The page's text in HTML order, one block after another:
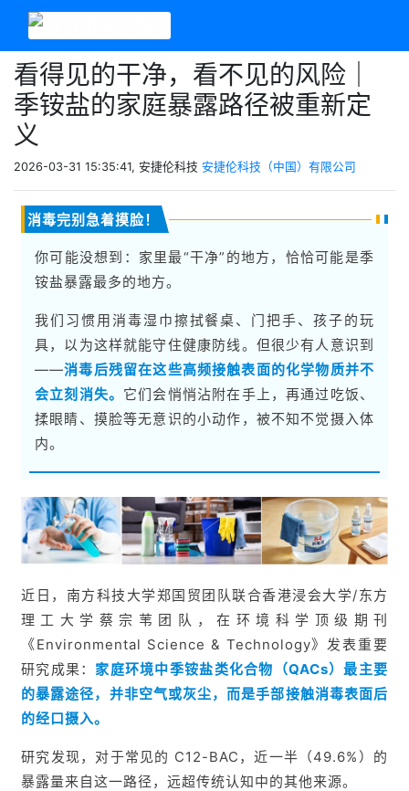
看得见的干净，看不见的风险｜
季铵盐的家庭暴露路径被重新定
义
2026-03-31 15:35:41, 安捷伦科技 安捷伦科技（中国）有限公司
消毒完别急着摸脸！
你可能没想到：家里最“干净”的地方，恰恰可能是季
铵盐暴露最多的地方。
我们习惯用消毒湿巾擦拭餐桌、门把手、孩子的玩
具，以为这样就能守住健康防线。但很少有人意识到
——消毒后残留在这些高频接触表面的化学物质并不
会立刻消失。 它们会悄悄沾附在手上，再通过吃饭、
揉眼睛、摸脸等无意识的小动作，被不知不觉摄入体
内。
近日，南方科技大学郑国贸团队联合香港浸会大学/东方
理工大学蔡宗苇团队，在环境科学顶级期刊
《Environmental Science & Technology》发表重要
研究成果： 家庭环境中季铵盐类化合物（QACs）最主要
的暴露途径，并非空气或灰尘，而是手部接触消毒表面后
的经口摄入。
研究发现，对于常见的 C12-BAC，近一半（49.6%）的
暴露量来自这一路径，远超传统认知中的其他来源。